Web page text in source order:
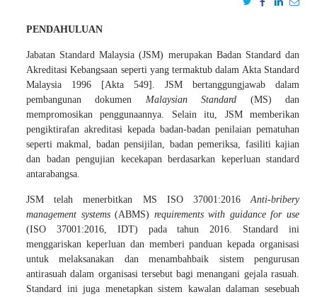
PENDAHULUAN
Jabatan Standard Malaysia (JSM) merupakan Badan Standard dan
Akreditasi Kebangsaan seperti yang termaktub dalam Akta Standard
Malaysia 1996 [Akta 549]. JSM bertanggungjawab dalam
pembangunan dokumen Malaysian Standard (MS) dan
mempromosikan penggunaannya. Selain itu, JSM memberikan
pengiktirafan akreditasi kepada badan-badan penilaian pematuhan
seperti makmal, badan pensijilan, badan pemeriksa, fasiliti kajian
dan badan pengujian kecekapan berdasarkan keperluan standard
antarabangsa.
JSM telah menerbitkan MS ISO 37001:2016 Anti-bribery
management systems(ABMS) requirements with guidance for use
(ISO 37001:2016, IDT) pada tahun 2016. Standard ini
menggariskan keperluan dan memberi panduan kepada organisasi
untuk melaksanakan dan menambahbaik sistem pengurusan
antirasuah dalam organisasi tersebut bagi menangani gejala rasuah.
Standard ini juga menetapkan sistem kawalan dalaman sesebuah